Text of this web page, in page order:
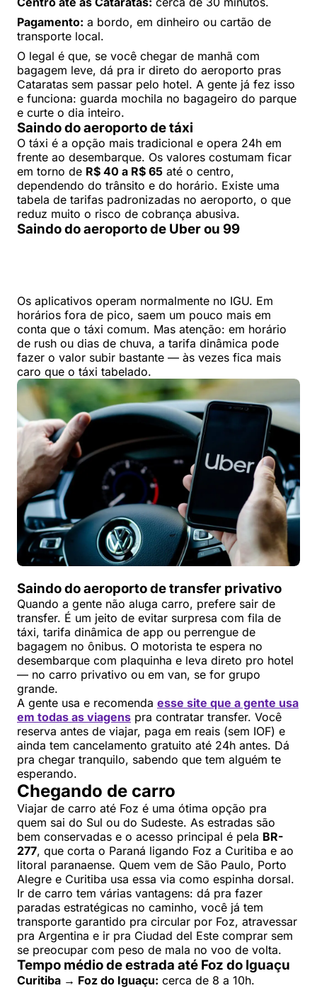
Pagamento: a bordo, em dinheiro ou cartão de
transporte local.
O legal é que, se você chegar de manhã com
bagagem leve, dá pra ir direto do aeroporto pras
Cataratas sem passar pelo hotel. A gente já fez isso
e funciona: guarda mochila no bagageiro do parque
e curte o dia inteiro.
Saindo do aeroporto de táxi
O táxi é a opção mais tradicional e opera 24h em
frente ao desembarque. Os valores costumam ficar
em torno de R$ 40 a R$ 65 até o centro,
dependendo do trânsito e do horário. Existe uma
tabela de tarifas padronizadas no aeroporto, o que
reduz muito o risco de cobrança abusiva.
Saindo do aeroporto de Uber ou 99
Os aplicativos operam normalmente no IGU. Em
horários fora de pico, saem um pouco mais em
conta que o táxi comum. Mas atenção: em horário
de rush ou dias de chuva, a tarifa dinâmica pode
fazer o valor subir bastante — às vezes fica mais
caro que o táxi tabelado.
Saindo do aeroporto de transfer privativo
Quando a gente não aluga carro, prefere sair de
transfer. É um jeito de evitar surpresa com fila de
táxi, tarifa dinâmica de app ou perrengue de
bagagem no ônibus. O motorista te espera no
desembarque com plaquinha e leva direto pro hotel
— no carro privativo ou em van, se for grupo
grande.
A gente usa e recomenda esse site que a gente usa
em todas as viagens pra contratar transfer. Você
reserva antes de viajar, paga em reais (sem IOF) e
ainda tem cancelamento gratuito até 24h antes. Dá
pra chegar tranquilo, sabendo que tem alguém te
esperando.
Chegando de carro
Viajar de carro até Foz é uma ótima opção pra
quem sai do Sul ou do Sudeste. As estradas são
bem conservadas e o acesso principal é pela BR-
277, que corta o Paraná ligando Foz a Curitiba e ao
litoral paranaense. Quem vem de São Paulo, Porto
Alegre e Curitiba usa essa via como espinha dorsal.
Ir de carro tem várias vantagens: dá pra fazer
paradas estratégicas no caminho, você já tem
transporte garantido pra circular por Foz, atravessar
pra Argentina e ir pra Ciudad del Este comprar sem
se preocupar com peso de mala no voo de volta.
Tempo médio de estrada até Foz do Iguaçu
Curitiba → Foz do Iguaçu: cerca de 8 a 10h.